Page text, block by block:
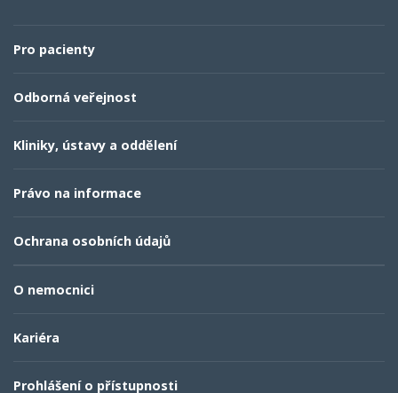
Pro pacienty
Odborná veřejnost
Kliniky, ústavy a oddělení
Právo na informace
Ochrana osobních údajů
O nemocnici
Kariéra
Prohlášení o přístupnosti